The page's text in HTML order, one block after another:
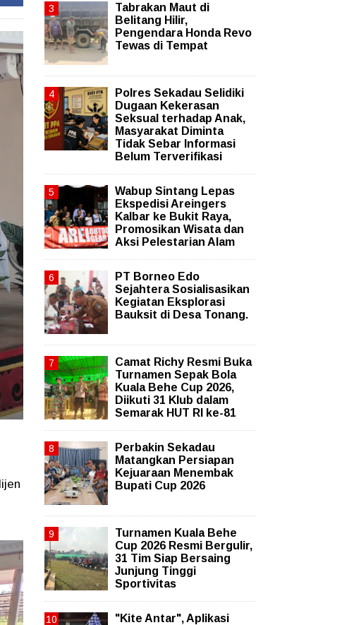
Tabrakan Maut di
Belitang Hilir,
Pengendara Honda Revo
Tewas di Tempat
Polres Sekadau Selidiki
Dugaan Kekerasan
Seksual terhadap Anak,
Masyarakat Diminta
Tidak Sebar Informasi
Belum Terverifikasi
Wabup Sintang Lepas
Ekspedisi Areingers
Kalbar ke Bukit Raya,
Promosikan Wisata dan
Aksi Pelestarian Alam
PT Borneo Edo
Sejahtera Sosialisasikan
Kegiatan Eksplorasi
Bauksit di Desa Tonang.
Camat Richy Resmi Buka
Turnamen Sepak Bola
Kuala Behe Cup 2026,
Diikuti 31 Klub dalam
Semarak HUT RI ke-81
Perbakin Sekadau
Matangkan Persiapan
Kejuaraan Menembak
Bupati Cup 2026
Turnamen Kuala Behe
Cup 2026 Resmi Bergulir,
31 Tim Siap Bersaing
Junjung Tinggi
Sportivitas
"Kite Antar", Aplikasi